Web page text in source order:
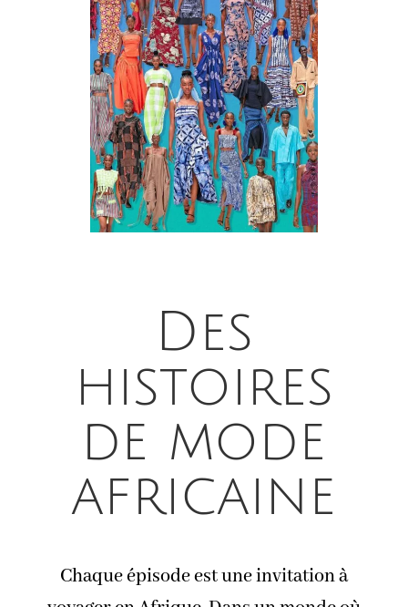
Des
histoires
de mode
africaine
Chaque épisode est une invitation à